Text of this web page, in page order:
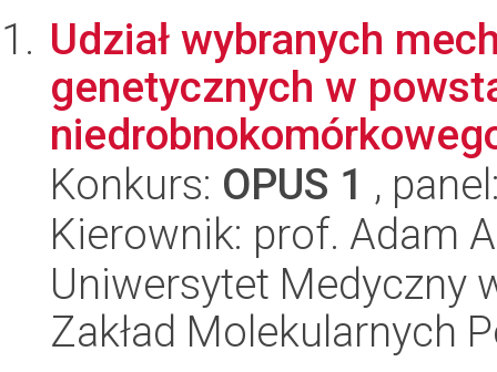
Udział wybranych
genetycznych w
Konkurs: OPUS 1 ,
Kierownik: prof. Adam
Uniwersytet Medyczny
Zakład Molekularnych